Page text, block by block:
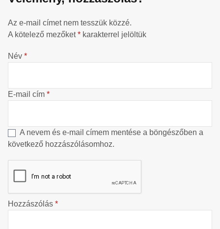
Az e-mail címet nem tesszük közzé.
A kötelező mezőket* karakterrel jelöltük
Név *
E-mail cím *
A nevem és e-mail címem mentése a böngészőben a
következő hozzászólásomhoz.
Hozzászólás *